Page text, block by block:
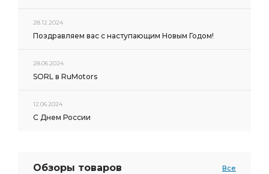
28.12.2024
Поздравляем вас с наступающим Новым Годом!
28.06.2024
SORL в RuMotors
12.06.2024
С Днем России
Обзоры товаров Все